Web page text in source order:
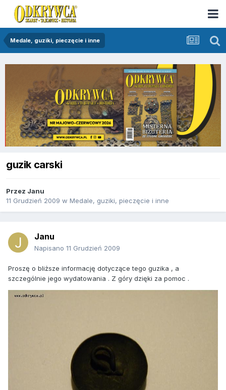
Medale, guziki, pieczęcie i inne
guzik carski
Przez Janu
11 Grudzień 2009 w Medale, guziki, pieczęcie i inne
Janu
Napisano 11 Grudzień 2009
Proszę o bliższe informację dotyczące tego guzika , a
szczególnie jego wydatowania . Z góry dzięki za pomoc .